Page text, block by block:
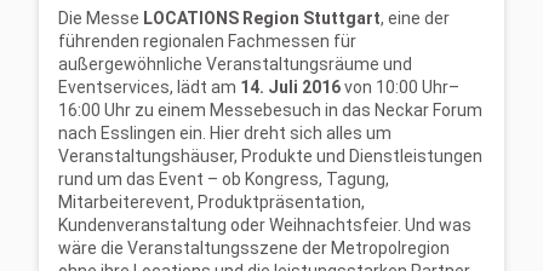
Die Messe LOCATIONS Region Stuttgart, eine der
führenden regionalen Fachmessen für
außergewöhnliche Veranstaltungsräume und
Eventservices, lädt am 14. Juli 2016von 10:00 Uhr–
16:00 Uhr zu einem Messebesuch in das Neckar Forum
nach Esslingen ein. Hier dreht sich alles um
Veranstaltungshäuser, Produkte und Dienstleistungen
rund um das Event – ob Kongress, Tagung,
Mitarbeiterevent, Produktpräsentation,
Kundenveranstaltung oder Weihnachtsfeier. Und was
wäre die Veranstaltungsszene der Metropolregion